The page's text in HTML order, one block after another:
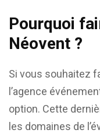
Pourquoi
Néovent ?
Si vous souhaitez
l’agence
option. Cette
les domaines de